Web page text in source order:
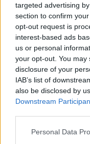
targeted advertising
section to confirm
opt-out request is
interest-based ads
us or personal
your opt-out. You
disclosure of your
IAB’s list of
also be disclosed by
Downstream
Please note that this
Personal Data
08. 01.
EGYRE TÖBB
VITAMINHIÁNY –
Erre figyelj!
07. 31.
NEM A
SZÓDABIKARBÓNA A
SZÁLLODÁKBAN A
Ez a szer tényleg
07. 31.
HAGYD A
ÉS SOKKAL
Titkos hozzávaló
07. 31.
EZZEL